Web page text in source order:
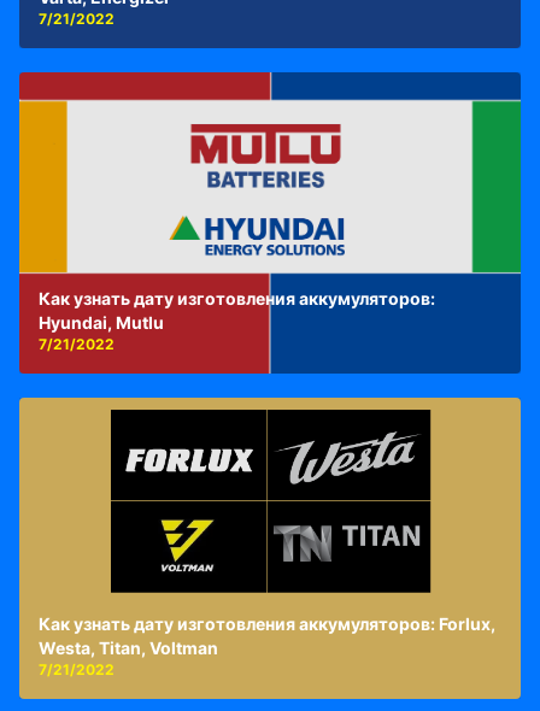
7/21/2022
Как узнать дату изготовления аккумуляторов:
Hyundai, Mutlu
7/21/2022
Как узнать дату изготовления аккумуляторов: Forlux,
Westa, Titan, Voltman
7/21/2022